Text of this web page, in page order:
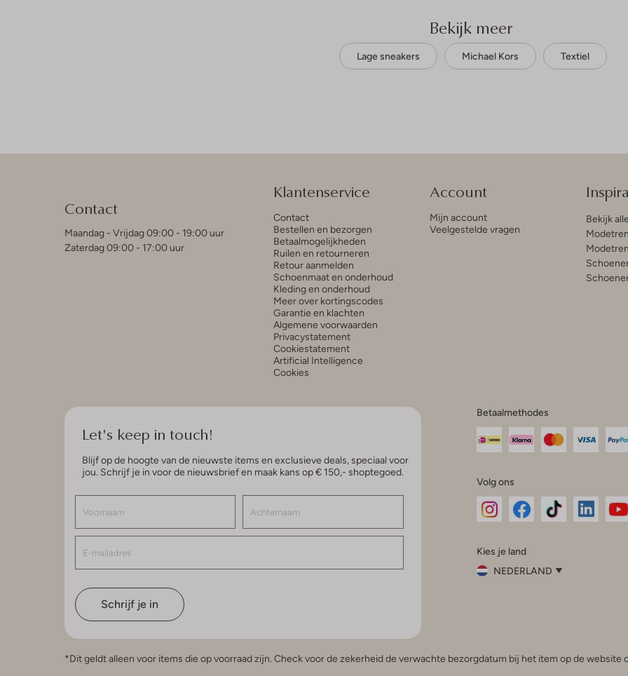
Bekijk meer
Lage sneakers Michael Kors Textiel
Contact
Maandag - Vrijdag 09:00 - 19:00 uur
Zaterdag 09:00 - 17:00 uur
Klantenservice
Contact
Bestellen en bezorgen
Betaalmogelijkheden
Ruilen en retourneren
Retour aanmelden
Schoenmaat en onderhoud
Kleding en onderhoud
Meer over kortingscodes
Garantie en klachten
Algemene voorwaarden
Privacystatement
Cookiestatement
Artificial Intelligence
Cookies
Account
Mijn account
Veelgestelde vragen
Bekijk
Let's keep in touch!
Blijf op de hoogte van de nieuwste items en exclusieve deals, speciaal voor
jou. Schrijf je in voor de nieuwsbrief en maak kans op € 150,- shoptegoed.
Schrijf je in
Betaalmethodes
Volg ons
InstagramFacebook
Kies je land
NEDERLAND
België (Nederlands)
*Dit geldt alleen voor items die op voorraad zijn. Check voor de zekerheid de verwachte bezorgdatum bij het item op de website